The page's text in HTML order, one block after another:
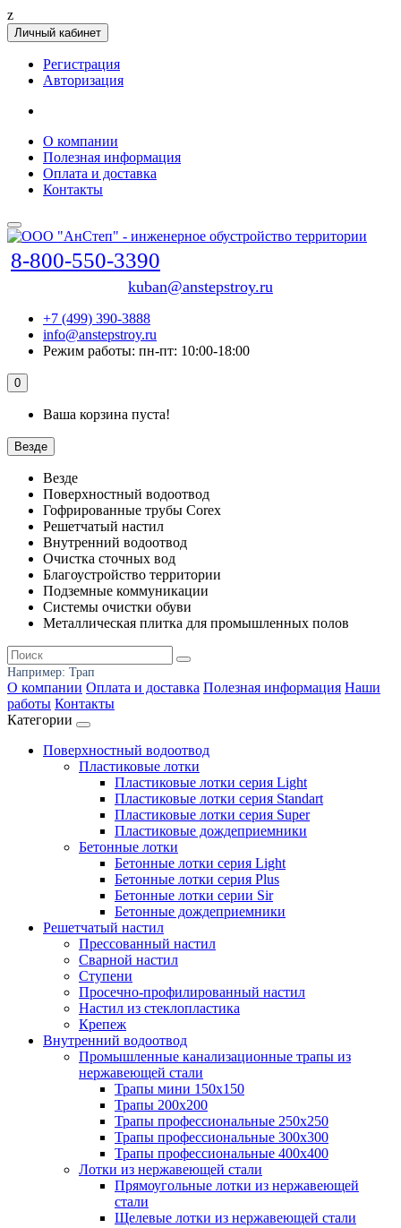
z
Личный кабинет
Регистрация
Авторизация
О компании
Полезная информация
Оплата и доставка
Контакты
8-800-550-3390
kuban@anstepstroy.ru
+7 (499) 390-3888
info@anstepstroy.ru
Режим работы: пн-пт: 10:00-18:00
0
Ваша корзина пуста!
Везде
Везде
Поверхностный водоотвод
Гофрированные трубы Corex
Решетчатый настил
Внутренний водоотвод
Очистка сточных вод
Благоустройство территории
Подземные коммуникации
Системы очистки обуви
Металлическая плитка для промышленных полов
Например: Трап
О компании Оплата и доставка Полезная информация Наши
работы Контакты
Категории
Поверхностный водоотвод
Пластиковые лотки
Пластиковые лотки серия Light
Пластиковые лотки серия Standart
Пластиковые лотки серия Super
Пластиковые дождеприемники
Бетонные лотки
Бетонные лотки серия Light
Бетонные лотки серия Plus
Бетонные лотки серии Sir
Бетонные дождеприемники
Решетчатый настил
Прессованный настил
Сварной настил
Ступени
Просечно-профилированный настил
Настил из стеклопластика
Крепеж
Внутренний водоотвод
Промышленные канализационные трапы из
нержавеющей стали
Трапы мини 150х150
Трапы 200х200
Трапы профессиональные 250х250
Трапы профессиональные 300х300
Трапы профессиональные 400х400
Лотки из нержавеющей стали
Прямоугольные лотки из нержавеющей
стали
Щелевые лотки из нержавеющей стали